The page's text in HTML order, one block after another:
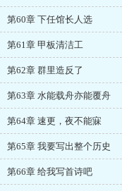
第60章 下任馆长人选
第61章 甲板清洁工
第62章 群里造反了
第63章 水能载舟亦能覆舟
第64章 速更，夜不能寐
第65章 我要写出整个历史
第66章 给我写首诗吧